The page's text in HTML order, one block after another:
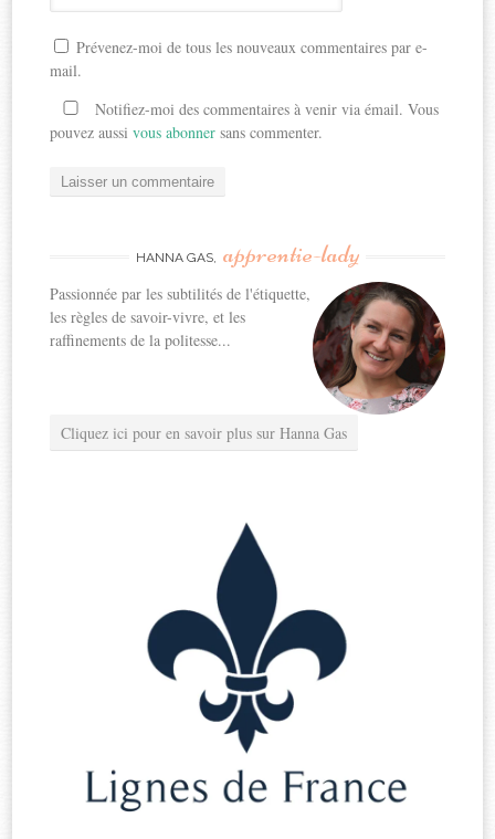
Prévenez-moi de tous les nouveaux commentaires par e-
mail.
Notifiez-moi des commentaires à venir via émail. Vous
pouvez aussivous abonner sans commenter.
HANNA GAS, apprentie-lady
Passionnée par les subtilités de l'étiquette,
les règles de savoir-vivre, et les
raffinements de la politesse...
Cliquez ici pour en savoir plus sur Hanna Gas